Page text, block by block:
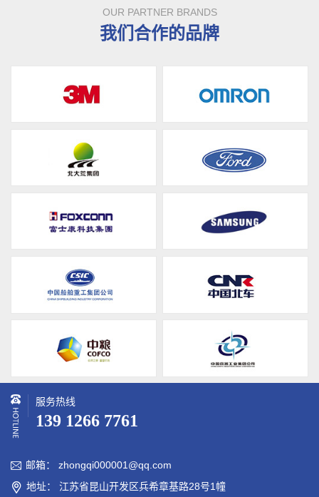
OUR PARTNER BRANDS
我们合作的品牌
服务热线
139 1266 7761
 邮箱： zhongqi000001@qq.com
 地址： 江苏省昆山开发区兵希章基路28号1幢